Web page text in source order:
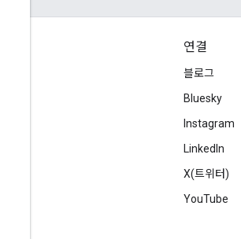
연결
블로그
Bluesky
Instagram
LinkedIn
X(트위터)
YouTube